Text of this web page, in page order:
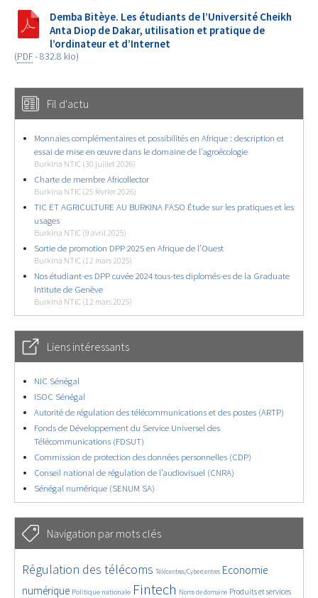
Demba Bitèye. Les étudiants de l’Université Cheikh
Anta Diop de Dakar, utilisation et pratique de
l’ordinateur et d’Internet
(PDF-832.8 kio)
Fil d'actu
Monnaies complémentaires et possibilités en Afrique : description et
essai de mise en œuvre dans le domaine de l’agroécologie
Burkina NTIC (30 juillet 2026)
Charte de membre Africollector
Burkina NTIC (25 février 2026)
TIC ET AGRICULTURE AU BURKINA FASO Étude sur les pratiques et les
usages
Burkina NTIC (9 avril 2025)
Sortie de promotion DPP 2025 en Afrique de l’Ouest
Burkina NTIC (12 mars 2025)
Nos étudiant-es DPP cuvée 2024 tous-tes diplomés-es de la Graduate
Intitute de Genève
Burkina NTIC (12 mars 2025)
Liens intéressants
NIC Sénégal
ISOC Sénégal
Autorité de régulation des télécommunications et des postes (ARTP)
Fonds de Développement du Service Universel des
Télécommunications (FDSUT)
Commission de protection des données personnelles (CDP)
Conseil national de régulation de l’audiovisuel (CNRA)
Sénégal numérique (SENUM SA)
Navigation par mots clés
4664/5720
Régulation des télécoms
393/5720 Télécentres/Cybercentres
3682/5720
Economie
numérique
1865/5720
Politique nationale
5334/5720 Fintech
707/5720
Noms de domaine
2392/5720 Produits et services
1574/5720